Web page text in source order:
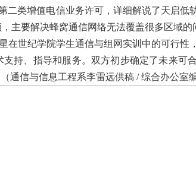
二类增值电信业务许可，详细解说了天启低
主要解决蜂窝通信网络无法覆盖很多区域的
在世纪学院学生通信与组网实训中的可行性
持、指导和服务。双方初步确定了未来可
通信与信息工程系李雷远供稿 / 综合办公室编